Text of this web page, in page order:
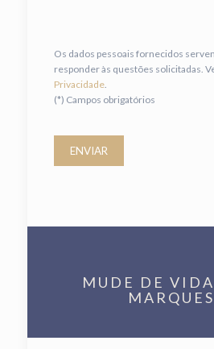
Os dados pessoais fornecidos
responder às questões solicitadas.
Privacidade.
(*) Campos obrigatórios
MUDE DE